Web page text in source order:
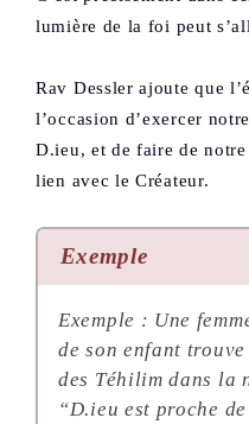
lumière de la foi peut
Rav Dessler ajoute que
l’occasion d’exercer notre
D.ieu, et de faire de
lien avec le Créateur.
Exemple
Exemple : Une
de son enfant
des Téhilim dans la
“D.ieu est proche